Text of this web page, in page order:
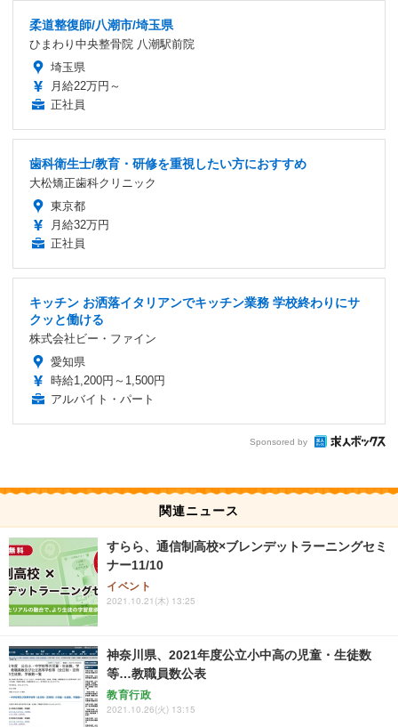
柔道整復師/八潮市/埼玉県
ひまわり中央整骨院 八潮駅前院
埼玉県
月給22万円～
正社員
歯科衛生士/教育・研修を重視したい方におすすめ
大松矯正歯科クリニック
東京都
月給32万円
正社員
キッチン お洒落イタリアンでキッチン業務 学校終わりにサ
クッと働ける
株式会社ビー・ファイン
愛知県
時給1,200円～1,500円
アルバイト・パート
Sponsored by
関連ニュース
すらら、通信制高校×ブレンデットラーニングセミ
ナー11/10
イベント
2021.10.21(木) 13:25
神奈川県、2021年度公立小中高の児童・生徒数
等…教職員数公表
教育行政
2021.10.26(火) 13:15